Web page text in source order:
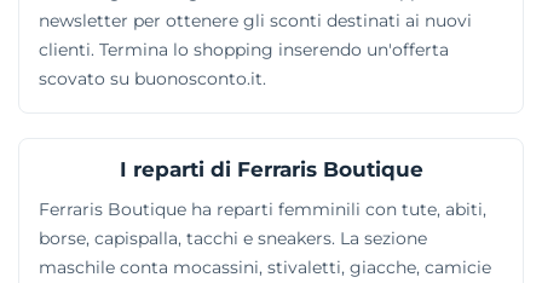
newsletter per ottenere gli sconti destinati ai nuovi
clienti. Termina lo shopping inserendo un'offerta
scovato su buonosconto.it.
I reparti di Ferraris Boutique
Ferraris Boutique ha reparti femminili con tute, abiti,
borse, capispalla, tacchi e sneakers. La sezione
maschile conta mocassini, stivaletti, giacche, camicie